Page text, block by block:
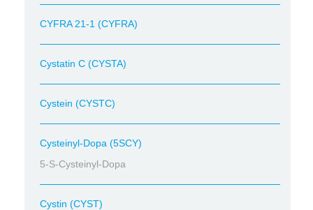
CYFRA 21-1 (CYFRA)
Cystatin C (CYSTA)
Cystein (CYSTC)
Cysteinyl-Dopa (5SCY)
5-S-Cysteinyl-Dopa
Cystin (CYST)